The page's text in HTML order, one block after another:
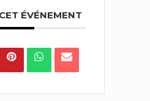
ÉVÉNEMENT